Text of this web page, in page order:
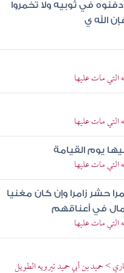
في ثوبيه ولا تخمروا
الله ي
التي مات عليها
التي مات عليها
يوم القيامة
التي مات عليها
حشر زامرا وإن كان مغنيا
في أعناقهم
التي مات عليها
> حميد بن أبي حميد تيرويه الطويل